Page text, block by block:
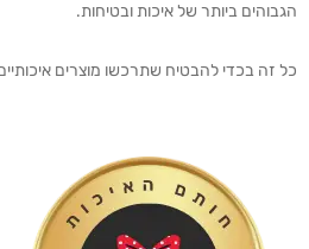
הגבוהים ביותר של איכות ובטיחות.
כל זה בכדי להבטיח שתרכשו מוצרים